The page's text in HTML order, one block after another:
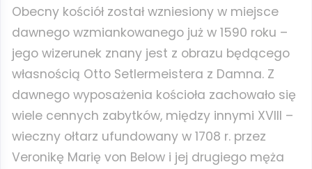
Obecny kościół został wzniesiony w miejsce
dawnego wzmiankowanego już w 1590 roku –
jego wizerunek znany jest z obrazu będącego
własnością Otto Setlermeistera z Damna. Z
dawnego wyposażenia kościoła zachowało się
wiele cennych zabytków, między innymi XVIII –
wieczny ołtarz ufundowany w 1708 r. przez
Veronikę Marię von Below i jej drugiego męża